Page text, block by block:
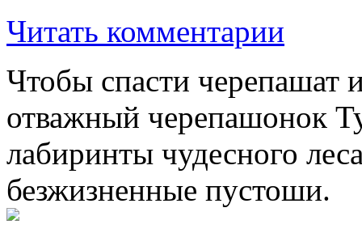
Читать комментарии
Чтобы спасти черепашат
отважный черепашонок
лабиринты чудесного
безжизненные пустоши.